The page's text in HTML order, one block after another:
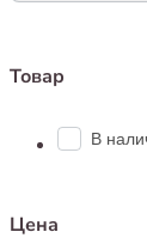
Товар
В
Цена